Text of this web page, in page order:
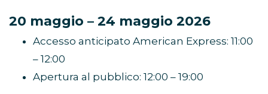
20 maggio – 24 maggio 2026
Accesso anticipato American Express: 11:00
– 12:00
Apertura al pubblico: 12:00 – 19:00